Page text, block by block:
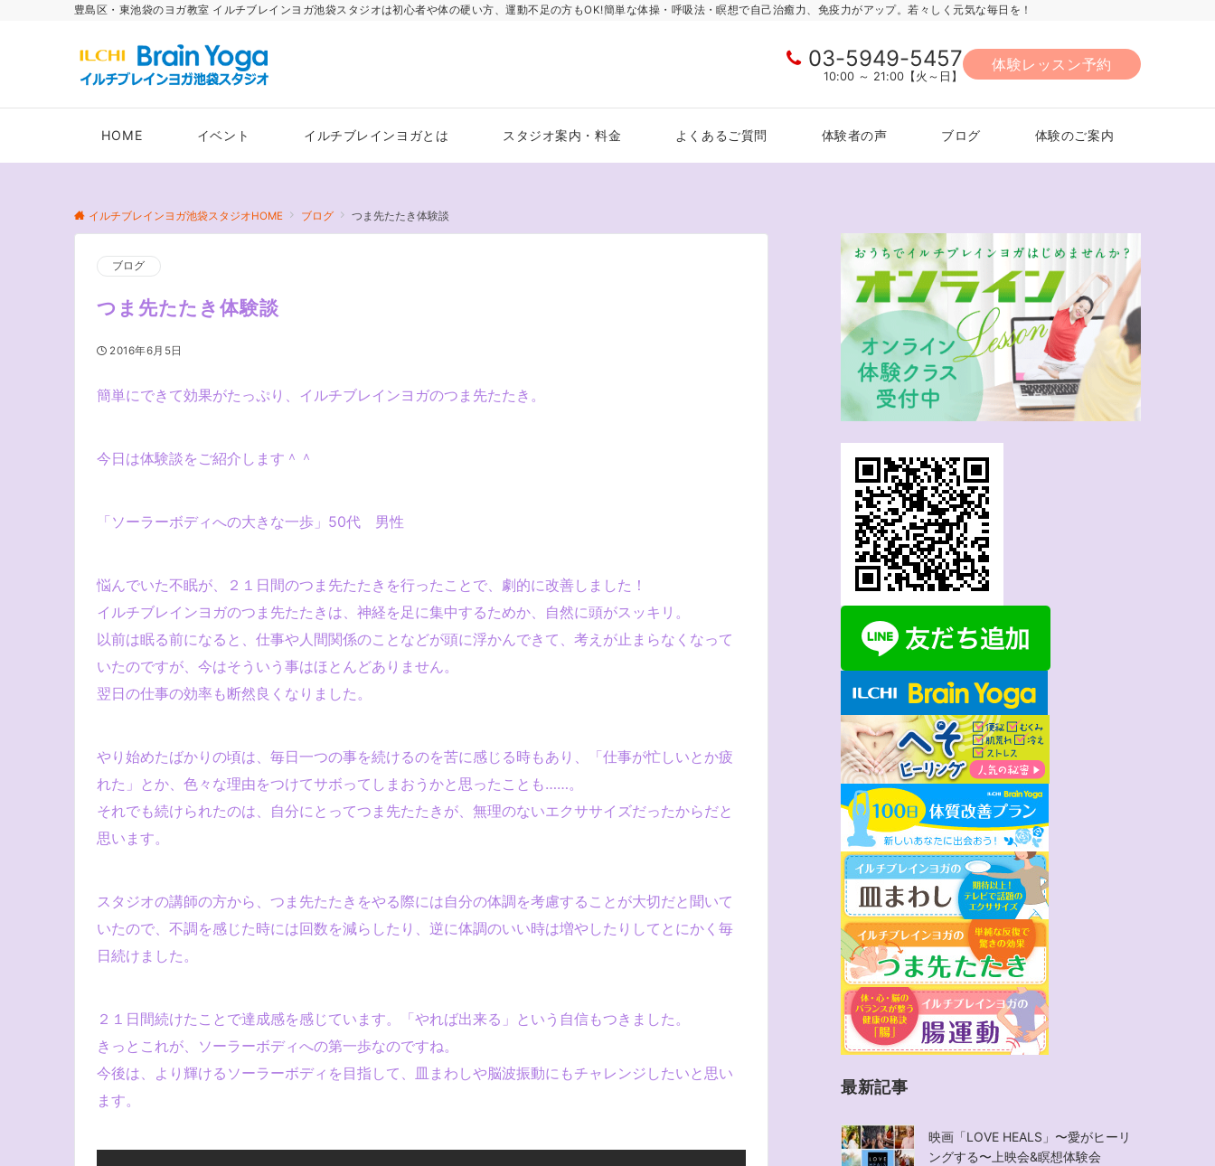
豊島区・東池袋のヨガ教室 イルチブレインヨガ池袋スタジオは初心者や体の硬い方、運動不足の方もOK!簡単な体操・呼吸法・瞑想で自己治癒力、免疫力がアップ。若々しく元気な毎日を！
03-5949-5457
10:00 ～ 21:00【火～日】
体験レッスン予約
HOME イベント イルチブレインヨガとは スタジオ案内・料金 よくあるご質問 体験者の声 ブログ 体験のご案内
イルチブレインヨガ池袋スタジオHOME ブログ つま先たたき体験談
ブログ
つま先たたき体験談
2016年6月5日
簡単にできて効果がたっぷり、イルチブレインヨガのつま先たたき。
今日は体験談をご紹介します＾＾
「ソーラーボディへの大きな一歩」50代 男性
悩んでいた不眠が、２１日間のつま先たたきを行ったことで、劇的に改善しました！
イルチブレインヨガのつま先たたきは、神経を足に集中するためか、自然に頭がスッキリ。
以前は眠る前になると、仕事や人間関係のことなどが頭に浮かんできて、考えが止まらなくなって
いたのですが、今はそういう事はほとんどありません。
翌日の仕事の効率も断然良くなりました。
やり始めたばかりの頃は、毎日一つの事を続けるのを苦に感じる時もあり、「仕事が忙しいとか疲
れた」とか、色々な理由をつけてサボってしまおうかと思ったことも……。
それでも続けられたのは、自分にとってつま先たたきが、無理のないエクササイズだったからだと
思います。
スタジオの講師の方から、つま先たたきをやる際には自分の体調を考慮することが大切だと聞いて
いたので、不調を感じた時には回数を減らしたり、逆に体調のいい時は増やしたりしてとにかく毎
日続けました。
２１日間続けたことで達成感を感じています。「やれば出来る」という自信もつきました。
きっとこれが、ソーラーボディへの第一歩なのですね。
今後は、より輝けるソーラーボディを目指して、皿まわしや脳波振動にもチャレンジしたいと思い
ます。
最新記事
映画「LOVE HEALS」〜愛がヒーリ
ングする〜上映会&瞑想体験会